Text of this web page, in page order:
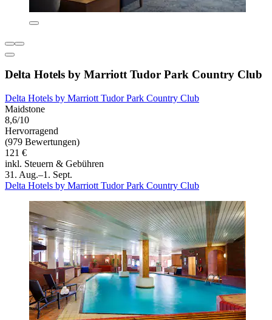
Delta Hotels by Marriott Tudor Park Country Club
Delta Hotels by Marriott Tudor Park Country Club
Maidstone
8,6/10
Hervorragend
(979 Bewertungen)
121 €
inkl. Steuern & Gebühren
31. Aug.–1. Sept.
Delta Hotels by Marriott Tudor Park Country Club